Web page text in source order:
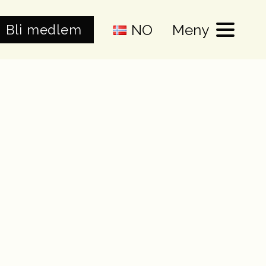
Bli medlem NO Meny